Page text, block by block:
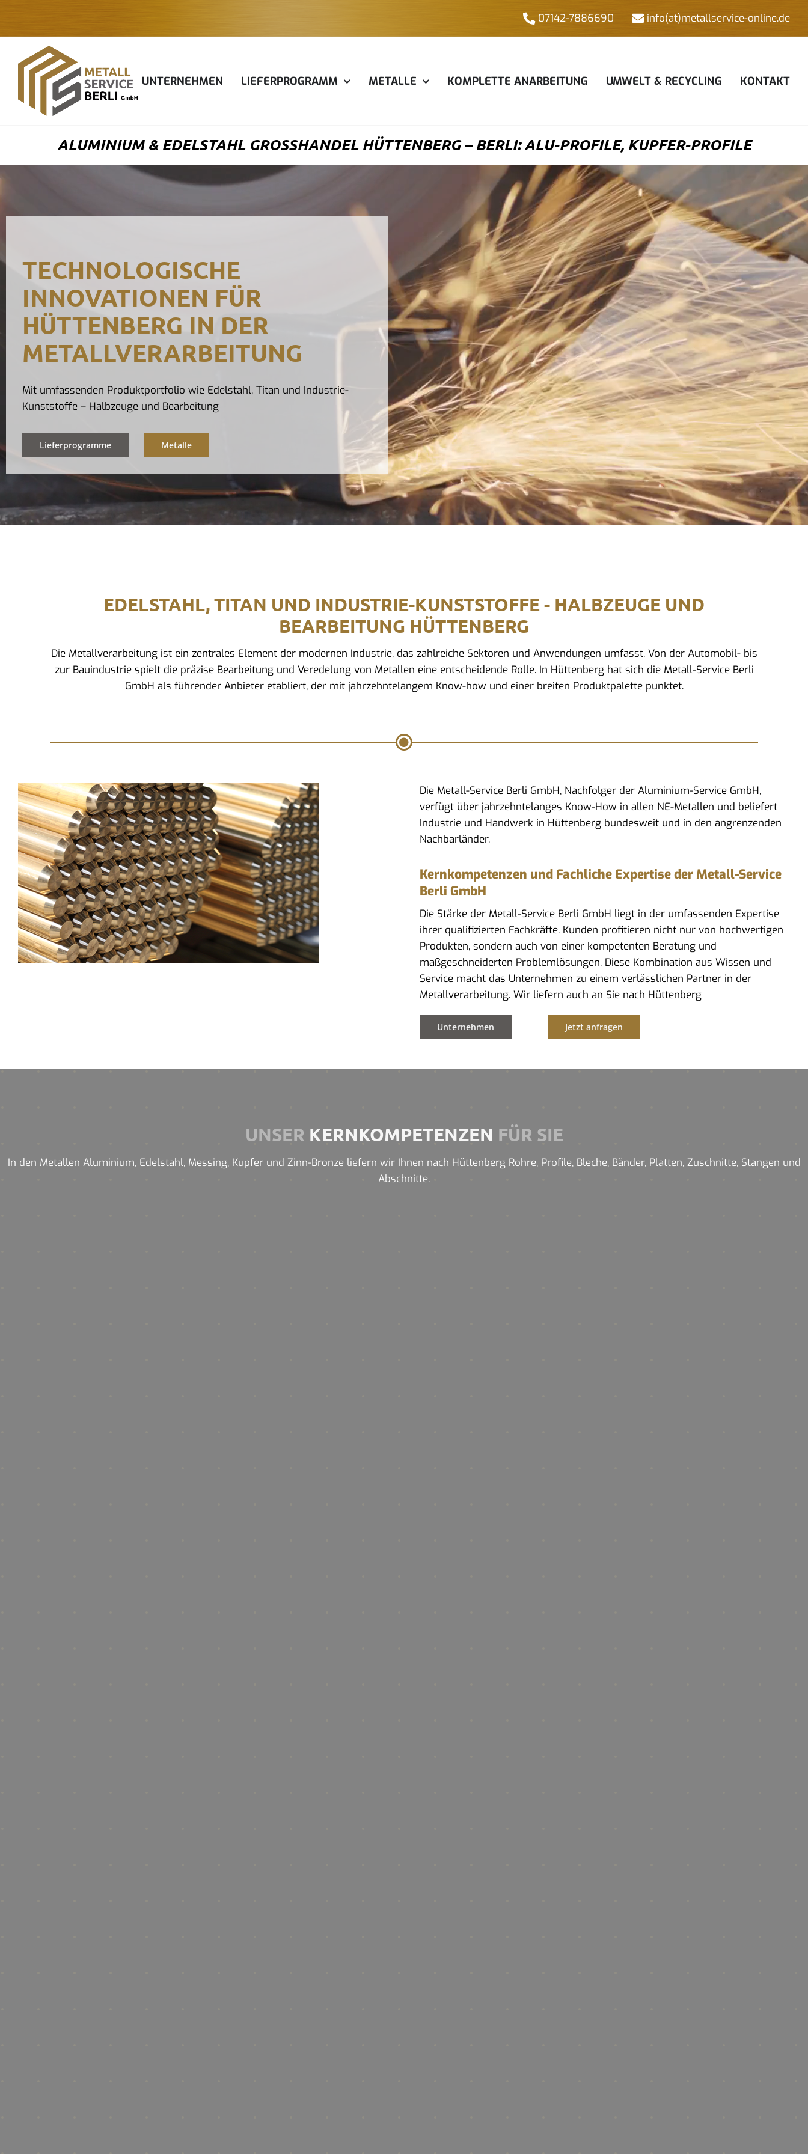
springen
07142-7886690 info(at)metallservice-online.de
UNTERNEHMEN LIEFERPROGRAMM METALLE KOMPLETTE ANARBEITUNG UMWELT & RECYCLING KONTAKT
ALUMINIUM & EDELSTAHL GROSSHANDEL HÜTTENBERG – BERLI: ALU-PROFILE, KUPFER-PROFILE
TECHNOLOGISCHE
INNOVATIONEN FÜR
HÜTTENBERG IN DER
METALLVERARBEITUNG
Mit umfassenden Produktportfolio wie Edelstahl, Titan und Industrie-
Kunststoffe – Halbzeuge und Bearbeitung
Lieferprogramme Metalle
EDELSTAHL, TITAN UND INDUSTRIE-KUNSTSTOFFE - HALBZEUGE UND
BEARBEITUNG HÜTTENBERG
Die Metallverarbeitung ist ein zentrales Element der modernen Industrie, das zahlreiche Sektoren und Anwendungen umfasst. Von der Automobil- bis
zur Bauindustrie spielt die präzise Bearbeitung und Veredelung von Metallen eine entscheidende Rolle. In Hüttenberg hat sich die Metall-Service Berli
GmbH als führender Anbieter etabliert, der mit jahrzehntelangem Know-how und einer breiten Produktpalette punktet.
Die Metall-Service Berli GmbH, Nachfolger der Aluminium-Service GmbH,
verfügt über jahrzehntelanges Know-How in allen NE-Metallen und beliefert
Industrie und Handwerk in Hüttenberg bundesweit und in den angrenzenden
Nachbarländer.
Kernkompetenzen und Fachliche Expertise der Metall-Service
Berli GmbH
Die Stärke der Metall-Service Berli GmbH liegt in der umfassenden Expertise
ihrer qualifizierten Fachkräfte. Kunden profitieren nicht nur von hochwertigen
Produkten, sondern auch von einer kompetenten Beratung und
maßgeschneiderten Problemlösungen. Diese Kombination aus Wissen und
Service macht das Unternehmen zu einem verlässlichen Partner in der
Metallverarbeitung. Wir liefern auch an Sie nach Hüttenberg
Unternehmen Jetzt anfragen
UNSER KERNKOMPETENZEN FÜR SIE
In den Metallen Aluminium, Edelstahl, Messing, Kupfer und Zinn-Bronze liefern wir Ihnen nach Hüttenberg Rohre, Profile, Bleche, Bänder, Platten, Zuschnitte, Stangen und
Abschnitte.